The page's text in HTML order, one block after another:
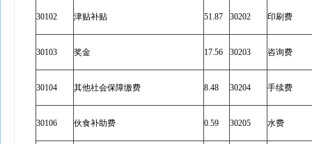
30102 津贴补贴 51.87 30202 印刷费
30103 奖金 17.56 30203 咨询费
30104 其他社会保障缴费 8.48 30204 手续费
30106 伙食补助费 0.59 30205 水费